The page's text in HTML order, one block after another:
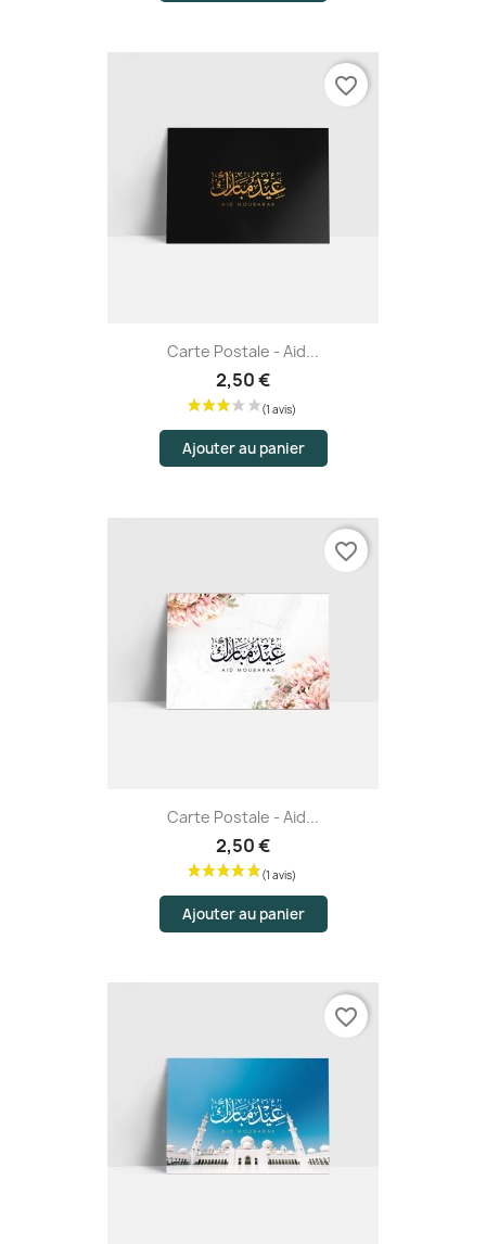
Carte Postale - Aid...
2,50 €
Ajouter au panier
favorite_border
Carte Postale - Aid...
2,50 €
Ajouter au panier
favorite_border
favorite_border